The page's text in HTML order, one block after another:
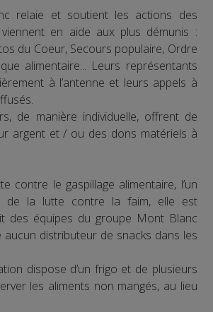
relaie et soutient les actions des
en aide aux plus démunis :
du Coeur, Secours populaire, Ordre
alimentaire... Leurs représentants
à l’antenne et leurs appels à
de manière individuelle, offrent de
argent et / ou des dons matériels à
contre le gaspillage alimentaire, l’un
de la lutte contre la faim, elle est
des équipes du groupe Mont Blanc
aucun distributeur de snacks dans les
dispose d’un frigo et de plusieurs
les aliments non mangés, au lieu